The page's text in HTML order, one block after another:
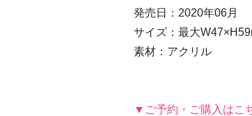
発売日：2020年06月
サイズ：最大
素材：アクリル
▼ご予約・ご購入はこ